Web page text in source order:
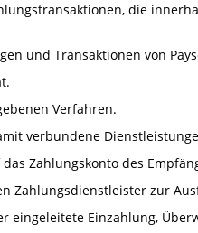
die
und Transaktionen von
Verfahren.
verbundene
Zahlungskonto des
Zahlungsdienstleister zur
eingeleitete Einzahlung,